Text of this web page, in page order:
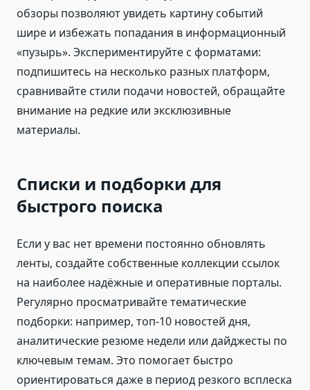
обзоры позволяют увидеть картину событий
шире и избежать попадания в информационный
«пузырь». Экспериментируйте с форматами:
подпишитесь на несколько разных платформ,
сравнивайте стили подачи новостей, обращайте
внимание на редкие или эксклюзивные
материалы.
Списки и подборки для
быстрого поиска
Если у вас нет времени постоянно обновлять
ленты, создайте собственные коллекции ссылок
на наиболее надёжные и оперативные порталы.
Регулярно просматривайте тематические
подборки: например, топ-10 новостей дня,
аналитические резюме недели или дайджесты по
ключевым темам. Это помогает быстро
ориентироваться даже в период резкого всплеска